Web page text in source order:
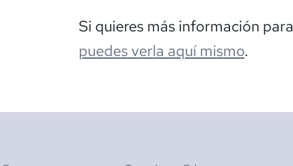
Si quieres más información para
puedes verla aquí mismo.